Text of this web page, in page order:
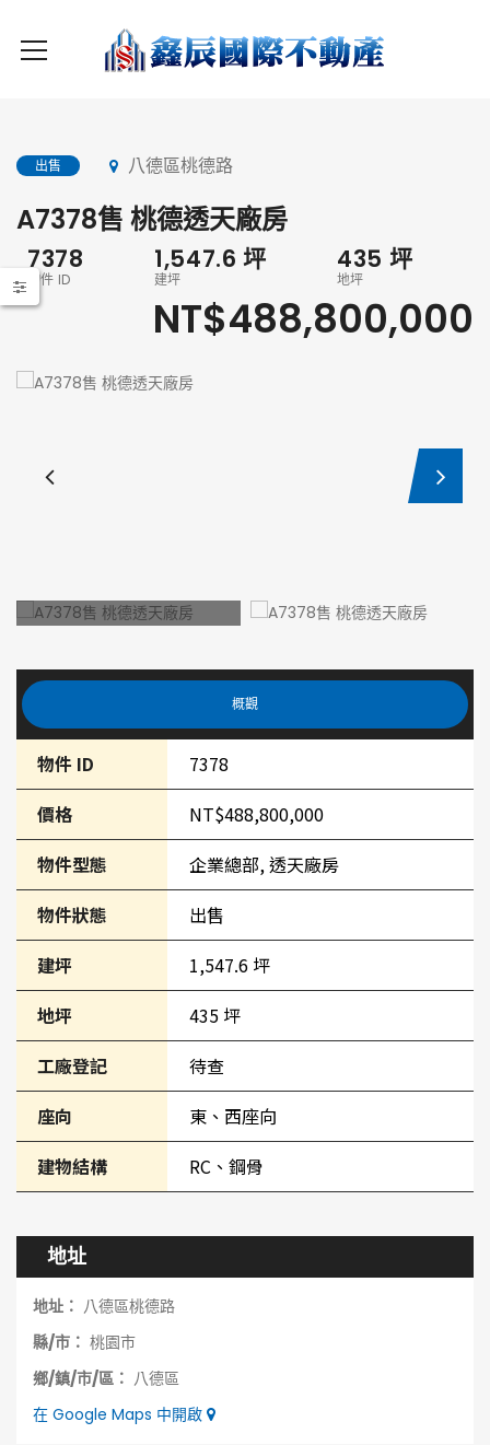
出售 八德區桃德路
A7378售 桃德透天廠房
7378
物件 ID
1,547.6坪
建坪
435 坪
地坪
NT$488,800,000
地址
地址： 八德區桃德路
縣/市： 桃園市
鄉/鎮/市/區： 八德區
在 Google Maps 中開啟
概觀
物件 ID
7378
價格
NT$488,800,000
物件型態
企業總部, 透天廠房
物件狀態
出售
建坪
1,547.6 坪
地坪
435 坪
工廠登記
待查
座向
東、西座向
建物結構
RC、鋼骨